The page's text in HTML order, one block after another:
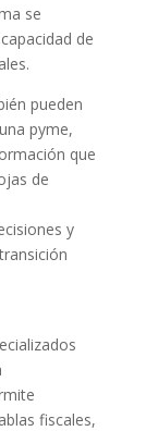
se
de
pueden
pyme,
que
de
y
fiscales,